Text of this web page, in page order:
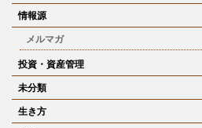
情報源
メルマガ
投資・資産管理
未分類
生き方